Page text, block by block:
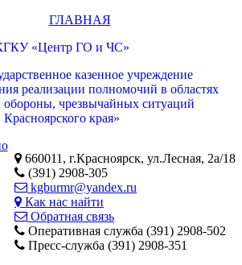
«Центр ГО и ЧС»
казенное учреждение
реализации полномочий в областях
обороны, чрезвычайных ситуаций
Красноярского края»
660011, г.Красноярск, ул.Лесная, 2а/18
(391) 2908-305
kgburmr@yandex.ru
Как нас найти
Обратная связь
Оперативная служба (391) 2908-502
Пресс-служба (391) 2908-351
ГЛАВНАЯ